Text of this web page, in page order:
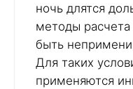
ночь длятся
методы
быть
Для таких
применяются